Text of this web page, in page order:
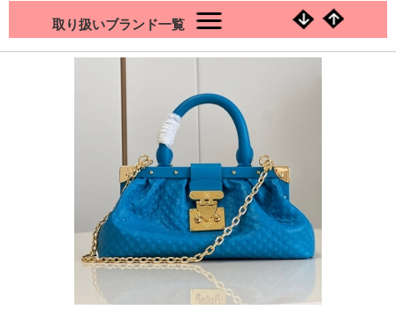
取り扱いブランド一覧